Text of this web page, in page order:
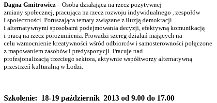
Dagna Gmitrowicz – Osoba działająca na rzecz pozytywnej
zmiany społecznej, pracująca na rzecz rozwoju indywidualnego , zespołów
i społeczności. Poruszająca tematy związane z iluzją demokracji
i alternatywnymi sposobami podejmowania decyzji, efektywną komunikacją
i pracą na rzecz porozumienia. Prowadzi szereg działań mających na
celu wzmocnienie kreatywności wśród odbiorców i samosterowności połączone
z mapowaniem zasobów i predyspozycji. Pracuje nad
profesjonalizacją trzeciego sektora, aktywnie współtworzy alternatywną
przestrzeń kulturalną w Łodzi.
Szkolenie: 18-19 październik 2013 od 9.00 do 17.00